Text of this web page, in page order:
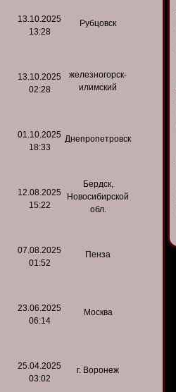
13.10.2025
13:28
Рубцовск
13.10.2025
02:28
железногорск-
илимский
01.10.2025
18:33
Днепропетровск
12.08.2025
15:22
Бердск,
Новосибирской
обл.
07.08.2025
01:52
Пенза
23.06.2025
06:14
Москва
25.04.2025
03:02
г. Воронеж